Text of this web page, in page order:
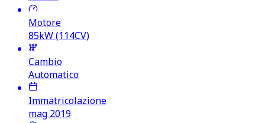
Motore
85kW (114CV)
Cambio
Automatico
Immatricolazione
mag 2019